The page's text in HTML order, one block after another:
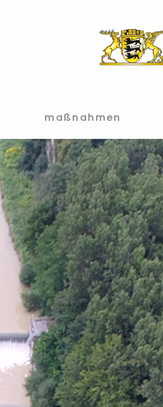
maßnahmen